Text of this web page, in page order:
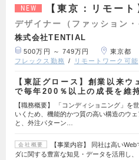
NEW 【東京：リモー
デザイナー（ファッション・
株式会社TENTIAL
500万円 ～ 749万円 東京都
フレックス勤務
リモートワーク可能
【東証グロース】創業以来ウ
で毎年200％以上の成長を維
【職務概要】 「コンディショニング」を
いくため、機能的かつ質の高い構造のウ
と、外注パターン…
会社概要
【事業内容】 同社は高い
ダに関する豊富な知見・データを活用し